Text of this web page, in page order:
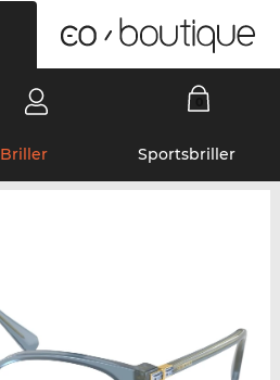
Briller Sportsbriller